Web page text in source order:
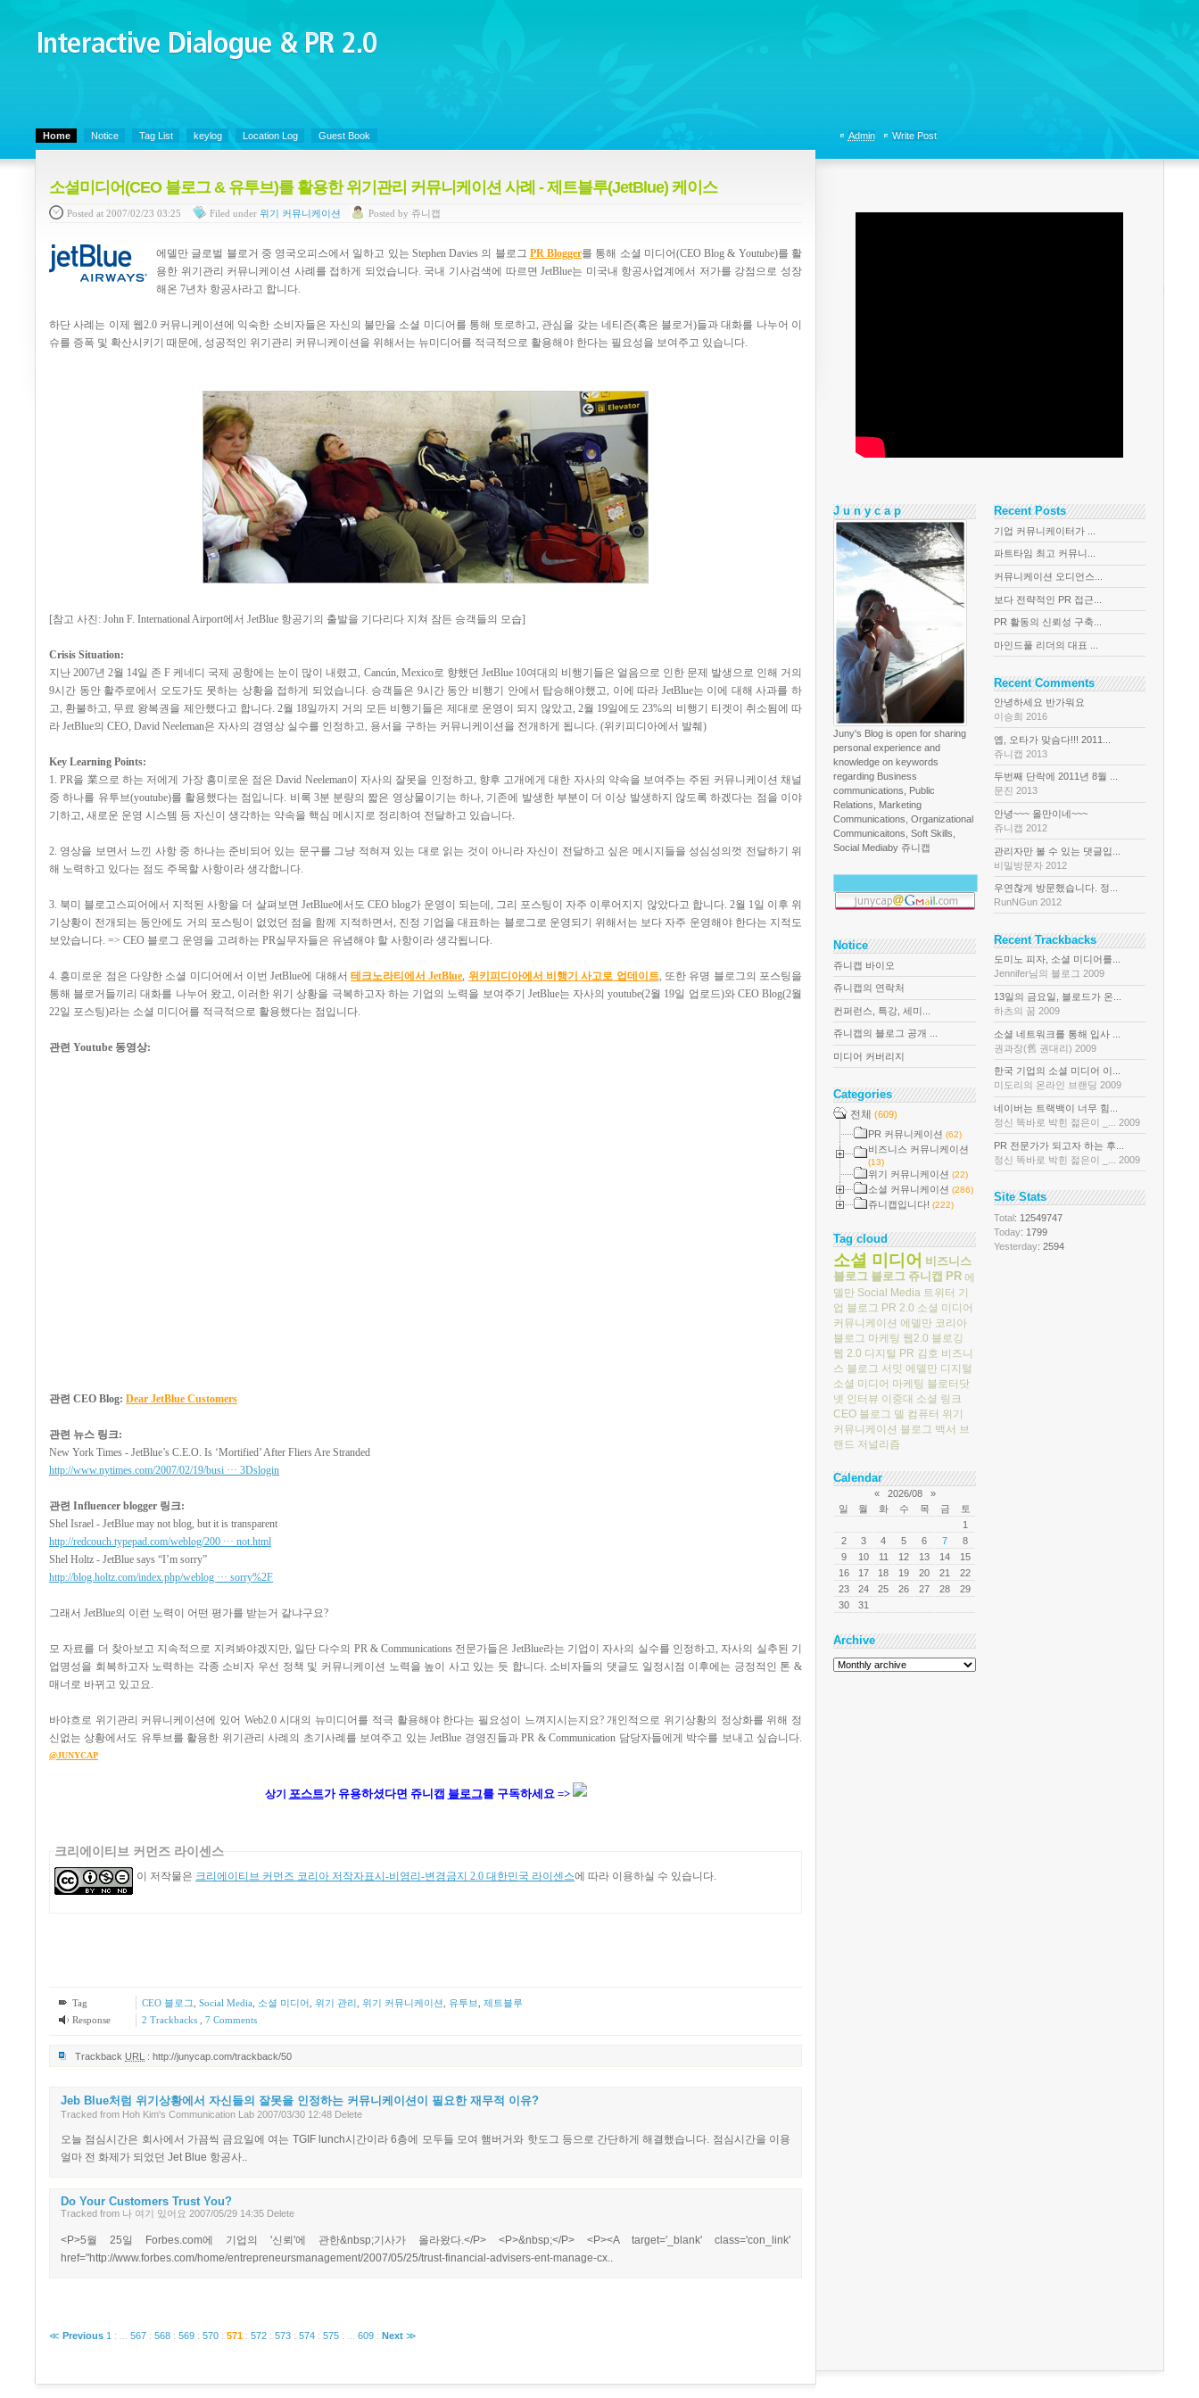
Interactive Dialogue &
PR 2.0
Home Notice Tag List keylog Location Log Guest Book
소셜미디어(CEO 블로그 & 유투브)를 활용한 위기관리 커뮤니케이션 사례 - 제트블루(JetBlue) 케이스
Posted at 2007/02/23 03:25 Filed under 위기 커뮤니케이션 Posted by 쥬니캡
에델만 글로벌 블로거 중 영국오피스에서 일하고 있는 Stephen Davies 의 블로그 PR Blogger를 통해 소셜 미디어(CEO Blog & Youtube)를 활
용한 위기관리 커뮤니케이션 사례를 접하게 되었습니다. 국내 기사검색에 따르면 JetBlue는 미국내 항공사업계에서 저가를 강점으로 성장
해온 7년차 항공사라고 합니다.
하단 사례는 이제 웹2.0 커뮤니케이션에 익숙한 소비자들은 자신의 불만을 소셜 미디어를 통해 토로하고, 관심을 갖는 네티즌(혹은 블로거)들과 대화를 나누어 이
슈를 증폭 및 확산시키기 때문에, 성공적인 위기관리 커뮤니케이션을 위해서는 뉴미디어를 적극적으로 활용해야 한다는 필요성을 보여주고 있습니다.
[참고 사진: John F. International Airport에서 JetBlue 항공기의 출발을 기다리다 지쳐 잠든 승객들의 모습]
Crisis Situation:
지난 2007년 2월 14일 존 F 케네디 국제 공항에는 눈이 많이 내렸고, Cancún, Mexico로 향했던 JetBlue 10여대의 비행기들은 얼음으로 인한 문제 발생으로 인해 거의
9시간 동안 활주로에서 오도가도 못하는 상황을 접하게 되었습니다. 승객들은 9시간 동안 비행기 안에서 탑승해야했고, 이에 따라 JetBlue는 이에 대해 사과를 하
고, 환불하고, 무료 왕복권을 제안했다고 합니다. 2월 18일까지 거의 모든 비행기들은 제대로 운영이 되지 않았고, 2월 19일에도 23%의 비행기 티겟이 취소됨에 따
라 JetBlue의 CEO, David Neeleman은 자사의 경영상 실수를 인정하고, 용서을 구하는 커뮤니케이션을 전개하게 됩니다. (위키피디아에서 발췌)
Key Learning Points:
1. PR을 業으로 하는 저에게 가장 흥미로운 점은 David Neeleman이 자사의 잘못을 인정하고, 향후 고개에게 대한 자사의 약속을 보여주는 주된 커뮤니케이션 채널
중 하나를 유투브(youtube)를 활용했다는 점입니다. 비록 3분 분량의 짧은 영상물이기는 하나, 기존에 발생한 부분이 더 이상 발생하지 않도록 하겠다는 점을 이야
기하고, 새로운 운영 시스템 등 자신이 생각하는 약속을 핵심 메시지로 정리하여 전달하고 있습니다.
2. 영상을 보면서 느낀 사항 중 하나는 준비되어 있는 문구를 그냥 적혀져 있는 대로 읽는 것이 아니라 자신이 전달하고 싶은 메시지들을 성심성의껏 전달하기 위
해 노력하고 있다는 점도 주목할 사항이라 생각합니다.
3. 북미 블로고스피어에서 지적된 사항을 더 살펴보면 JetBlue에서도 CEO blog가 운영이 되는데, 그리 포스팅이 자주 이루어지지 않았다고 합니다. 2월 1일 이후 위
기상황이 전개되는 동안에도 거의 포스팅이 없었던 점을 함께 지적하면서, 진정 기업을 대표하는 블로그로 운영되기 위해서는 보다 자주 운영해야 한다는 지적도
보았습니다. => CEO 블로그 운영을 고려하는 PR실무자들은 유념해야 할 사항이라 생각됩니다.
4. 흥미로운 점은 다양한 소셜 미디어에서 이번 JetBlue에 대해서 테크노라티에서 JetBlue, 위키피디아에서 비행기 사고로 업데이트, 또한 유명 블로그의 포스팅을
통해 블로거들끼리 대화를 나누어 왔고, 이러한 위기 상황을 극복하고자 하는 기업의 노력을 보여주기 JetBlue는 자사의 youtube(2월 19일 업로드)와 CEO Blog(2월
22일 포스팅)라는 소셜 미디어를 적극적으로 활용했다는 점입니다.
관련 Youtube 동영상:
관련 CEO Blog: Dear JetBlue Customers
관련 뉴스 링크:
New York Times - JetBlue’s C.E.O. Is ‘Mortified’ After Fliers Are Stranded
http://www.nytimes.com/2007/02/19/busi ··· 3Dslogin
관련 Influencer blogger 링크:
Shel Israel - JetBlue may not blog, but it is transparent
http://redcouch.typepad.com/weblog/200 ··· not.html
Shel Holtz - JetBlue says “I’m sorry”
http://blog.holtz.com/index.php/weblog ··· sorry%2F
그래서 JetBlue의 이런 노력이 어떤 평가를 받는거 같냐구요?
모 자료를 더 찾아보고 지속적으로 지켜봐야겠지만, 일단 다수의 PR & Communications 전문가들은 JetBlue라는 기업이 자사의 실수를 인정하고, 자사의 실추된 기
업명성을 회복하고자 노력하는 각종 소비자 우선 정책 및 커뮤니케이션 노력을 높이 사고 있는 듯 합니다. 소비자들의 댓글도 일정시점 이후에는 긍정적인 톤 &
매너로 바뀌고 있고요.
바야흐로 위기관리 커뮤니케이션에 있어 Web2.0 시대의 뉴미디어를 적극 활용해야 한다는 필요성이 느껴지시는지요? 개인적으로 위기상황의 정상화를 위해 정
신없는 상황에서도 유투브를 활용한 위기관리 사례의 초기사례를 보여주고 있는 JetBlue 경영진들과 PR & Communication 담당자들에게 박수를 보내고 싶습니다.
@JUNYCAP
상기 포스트가유용하셨다면 쥬니캡 블로그를 구독하세요 =>
크리에이티브 커먼즈 라이센스
이 저작물은 크리에이티브 커먼즈 코리아 저작자표시-비영리-변경금지 2.0 대한민국 라이센스에 따라 이용하실 수 있습니다.
Tag CEO 블로그 Social Media 소셜 미디어 위기 관리 위기 커뮤니케이션 유투브
제트블루
Response
2 Trackbacks 7Comments
Trackback URL : http://junycap.com/trackback/50
Jeb Blue처럼 위기상황에서 자신들의 잘못을 인정하는 커뮤니케이션이 필요한 재무적 이유?
Tracked from Hoh Kim's Communication Lab 2007/03/30 12:48 Delete
오늘 점심시간은 회사에서 가끔씩 금요일에 여는 TGIF lunch시간이라 6층에 모두들 모여 햄버거와 핫도그 등으로 간단하게 해결했습니다. 점심시간을 이용
얼마 전 화제가 되었던 Jet Blue 항공사..
Do Your Customers Trust You?
Tracked from 나 여기 있어요 2007/05/29 14:35 Delete
<P>5월 25일 Forbes.com에 기업의 '신뢰'에 관한&nbsp;기사가 올라왔다.</P> <P>&nbsp;</P> <P><A target='_blank' class='con_link'
href="http://www.forbes.com/home/entrepreneursmanagement/2007/05/25/trust-financial-advisers-ent-manage-cx..
≪ Previous 1 : 567 : 568 : 569 : 570 : 571 : 572 : 573 : 574 : 575 : 609 : Next ≫
Admin Write Post
J u n y c a p
Juny's Blog is open for sharing
personal experience and
knowledge on keywords
regarding Business
communications, Public
Relations, Marketing
Communications, Organizational
Communicaitons, Soft Skills,
Social Mediaby 쥬니캡
Notice
쥬니캡 바이오
쥬니캡의 연락처
컨퍼런스, 특강, 세미...
쥬니캡의 블로그 공개 ...
미디어 커버리지
Categories
전체 (609)
PR 커뮤니케이션 (62)
비즈니스 커뮤니케이션
(13)
위기 커뮤니케이션 (22)
소셜 커뮤니케이션 (286)
쥬니캡입니다! (222)
Tag cloud
소셜 미디어 비즈니스
블로그 블로그 쥬니캡 PR 에
델만 Social Media 트위터 기
업 블로그 PR 2.0 소셜 미디어
커뮤니케이션 에델만 코리아
블로그 마케팅 웹2.0 블로깅
웹 2.0 디지털 PR 김호 비즈니
스 블로그 서밋 에델만 디지털
소셜 미디어 마케팅 블로터닷
넷 인터뷰 이중대 소셜 링크
CEO 블로그 델 컴퓨터 위기
커뮤니케이션 블로그 백서 브
랜드 저널리즘
Calendar
« 2026/08
»
일
월 화 수 목 금
토
1
2
3 4 5 6 7
8
9
10 11 12 13 14
15
16
17 18 19 20 21
22
23
24 25 26 27 28
29
30
31
Archive
Recent Posts
기업 커뮤니케이터가 ...
파트타임 최고 커뮤니...
커뮤니케이션 오디언스...
보다 전략적인 PR 접근...
PR 활동의 신뢰성 구축...
마인드풀 리더의 대표 ...
Recent Comments
안녕하세요 반가워요
이승희 2016
옙, 오타가 맞슴다!!! 2011...
쥬니캡 2013
두번째 단락에 2011년 8월 ...
문진 2013
안녕~~~ 올만이네~~~
쥬니캡 2012
관리자만 볼 수 있는 댓글입...
비밀방문자 2012
우연찮게 방문했습니다. 정...
RunNGun 2012
Recent Trackbacks
도미노 피자, 소셜 미디어를...
Jennifer님의 블로그 2009
13일의 금요일, 블로드가 온...
하츠의 꿈 2009
소셜 네트워크를 통해 입사 ...
권과장(舊 권대리) 2009
한국 기업의 소셜 미디어 이...
미도리의 온라인 브랜딩 2009
네이버는 트랙백이 너무 힘...
정신 똑바로 박힌 젊은이 _... 2009
PR 전문가가 되고자 하는 후...
정신 똑바로 박힌 젊은이 _... 2009
Site Stats
Total: 12549747
Today: 1799
Yesterday: 2594